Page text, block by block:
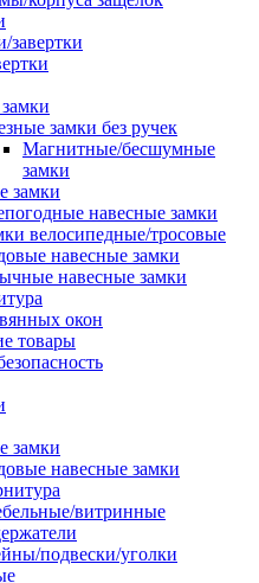
завертки
замки без ручек
Магнитные/бесшумные
замки
замки
навесные замки
велосипедные/тросовые
навесные замки
навесные замки
окон
товары
замки
навесные замки
витринные
подвески/уголки